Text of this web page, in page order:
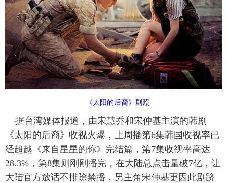
富媒体 摄影 新华广播
新华电视中文 新华电视英文 返回PC
《太阳的后裔》剧照
据台湾媒体报道，由宋慧乔和宋仲基主演的韩剧
《太阳的后裔》收视火爆，上周播第6集韩国收视率已
经超越《来自星星的你》完结篇，第7集收视率高达
28.3%，第8集则刚刚播完，在大陆总点击量破7亿，让
大陆官方放话不排除禁播，男主角宋仲基更因此剧跻